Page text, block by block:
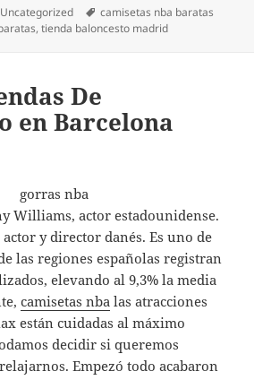
Categorías
Uncategorized Etiquetas
camisetas nba baratas
,tienda baloncesto madrid
De
en Barcelona
Williams, actor estadounidense.
actor y director danés. Es uno de
las regiones españolas registran
elevando al 9,3% la media
camisetas nba las atracciones
están cuidadas al máximo
decidir si queremos
Empezó todo acabaron